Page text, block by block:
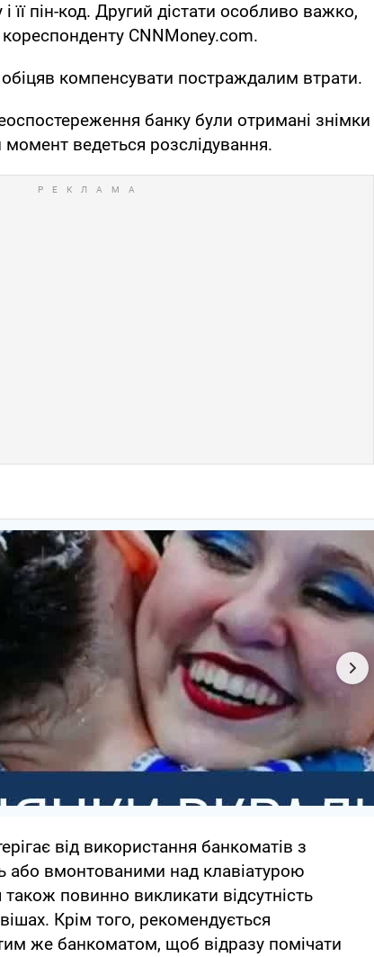
її пін-код. Другий дістати особливо важко,
CNNMoney.com.
компенсувати постраждалим втрати.
банку були отримані знімки
ведеться розслідування.
від використання банкоматів з
або вмонтованими над клавіатурою
повинно викликати відсутність
Крім того, рекомендується
же банкоматом, щоб відразу помічати